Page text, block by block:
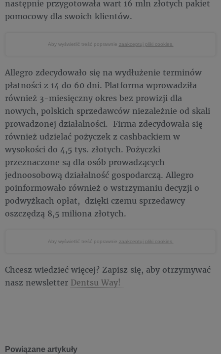
następnie przygotowała wart 16 mln złotych pakiet
pomocowy dla swoich klientów.
Aby wyświetlić treść poprawnie zaakceptuj pliki cookies.
Allegro zdecydowało się na wydłużenie terminów
płatności z 14 do 60 dni. Platforma wprowadziła
również 3-miesięczny okres bez prowizji dla
nowych, polskich sprzedawców niezależnie od skali
prowadzonej działalności. Firma zdecydowała się
również udzielać pożyczek z cashbackiem w
wysokości do 4,5 tys. złotych. Pożyczki
przeznaczone są dla osób prowadzących
jednoosobową działalność gospodarczą. Allegro
poinformowało również o wstrzymaniu decyzji o
podwyżkach opłat, dzięki czemu sprzedawcy
oszczędzą 8,5 miliona złotych.
Aby wyświetlić treść poprawnie zaakceptuj pliki cookies.
Chcesz wiedzieć więcej? Zapisz się, aby otrzymywać
nasz newsletter Dentsu Way!
Powiązane artykuły